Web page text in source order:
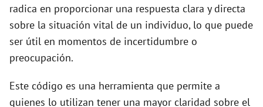
radica en proporcionar una respuesta clara y directa
sobre la situación vital de un individuo, lo que puede
ser útil en momentos de incertidumbre o
preocupación.
Este código es una herramienta que permite a
quienes lo utilizan tener una mayor claridad sobre el